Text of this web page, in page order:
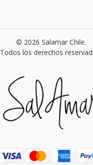
© 2026 Salamar Chile.
Todos los derechos